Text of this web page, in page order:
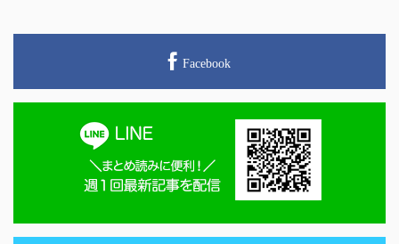
Facebook